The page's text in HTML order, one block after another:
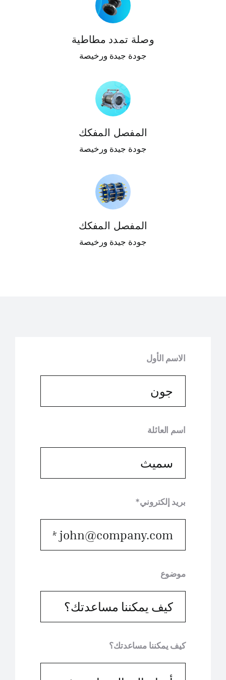
وصلة تمدد مطاطية
جودة جيدة ورخيصة
المفصل المفكك
جودة جيدة ورخيصة
المفصل المفكك
جودة جيدة ورخيصة
الاسم الأول
اسم العائلة
بريد إلكتروني*
موضوع
كيف يمكننا مساعدتك؟